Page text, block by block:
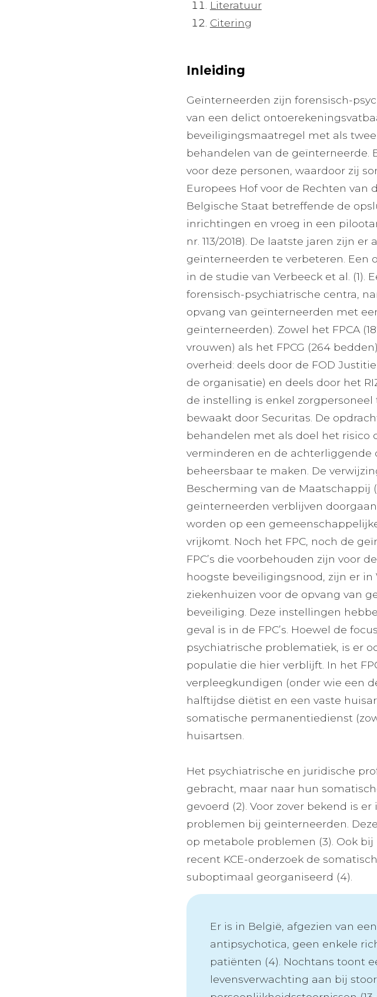
Literatuur
Citering
Inleiding
Geïnterneerden zijn forensisch-
van een delict
beveiligingsmaatregel met als
behandelen van de geïnterneerde.
voor deze personen, waardoor zij
Europees Hof voor de Rechten van
Belgische Staat betreffende de
inrichtingen en vroeg in een
nr. 113/2018). De laatste jaren zijn
geïnterneerden te verbeteren. Een
in de studie van Verbeeck et al.
forensisch-psychiatrische centra,
opvang van geïnterneerden met
geïnterneerden). Zowel het FPCA
vrouwen) als het FPCG (264
overheid: deels door de FOD
de organisatie) en deels door het
de instelling is enkel
bewaakt door Securitas. De
behandelen met als doel het risico
verminderen en de achterliggende
beheersbaar te maken. De
Bescherming van de Maatschappij
geïnterneerden verblijven
worden op een
vrijkomt. Noch het FPC, noch de
FPC’s die voorbehouden zijn voor
hoogste beveiligingsnood, zijn er
ziekenhuizen voor de opvang van
beveiliging. Deze instellingen
geval is in de FPC’s. Hoewel de
psychiatrische problematiek, is er
populatie die hier verblijft. In het
verpleegkundigen (onder wie een
halftijdse diëtist en een vaste
somatische permanentiedienst
huisartsen.
Het psychiatrische en juridische
gebracht, maar naar hun
gevoerd (2). Voor zover bekend is
problemen bij geïnterneerden.
op metabole problemen (3). Ook
recent KCE-onderzoek de
suboptimaal georganiseerd (4).
Er is in België, afgezien van
antipsychotica, geen enkele
patiënten (4). Nochtans toont
levensverwachting aan bij